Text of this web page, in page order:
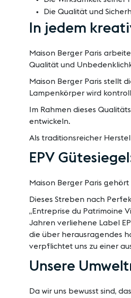
Die Qualität und
In jedem
Maison Berger Paris
Qualität und
Maison Berger Paris stellt
Lampenkörper wird
Im Rahmen dieses
entwickeln.
Als traditionsreicher
EPV
Maison Berger Paris
Dieses Streben nach
„Entreprise du Patrimoine
Jahren verliehene Label
die über herausragendes
verpflichtet uns zu einer
Unsere
Da wir uns bewusst sind,